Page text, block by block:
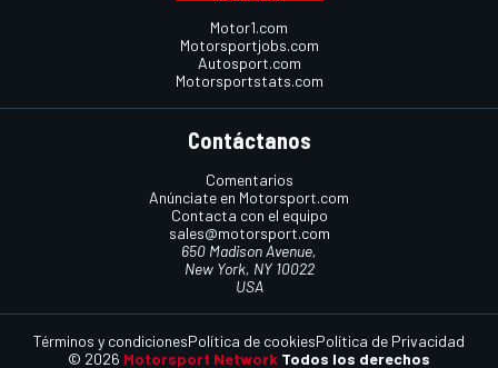
Motor1.com
Motorsportjobs.com
Autosport.com
Motorsportstats.com
Contáctanos
Comentarios
Anúnciate en Motorsport.com
Contacta con el equipo
sales@motorsport.com
650 Madison Avenue,
New York, NY 10022
USA
© 2026 Motorsport Network Todos los derechos
Términos y condicionesPolítica de cookiesPolítica de Privacidad